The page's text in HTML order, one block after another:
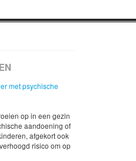
met psychische
op in een gezin
aandoening of
afgekort ook
risico om op